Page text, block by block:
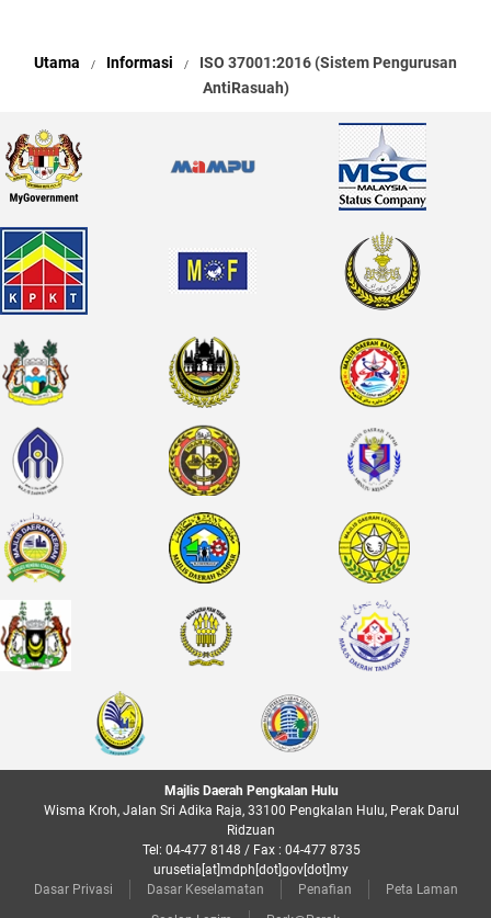
Utama Informasi
ISO 37001:2016 (Sistem Pengurusan
AntiRasuah)
Majlis Daerah Pengkalan Hulu
Wisma Kroh, Jalan Sri Adika Raja, 33100 Pengkalan Hulu, Perak Darul
Ridzuan
Tel: 04-477 8148 / Fax : 04-477 8735
urusetia[at]mdph[dot]gov[dot]my
Dasar Privasi
Dasar Keselamatan Penafian
Peta Laman